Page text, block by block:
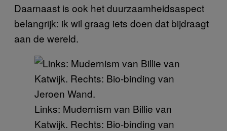
Daarnaast is ook het duurzaamheidsaspect
belangrijk: ik wil graag iets doen dat bijdraagt
aan de wereld.
Links: Mudernism van Billie van
Katwijk. Rechts: Bio-binding van